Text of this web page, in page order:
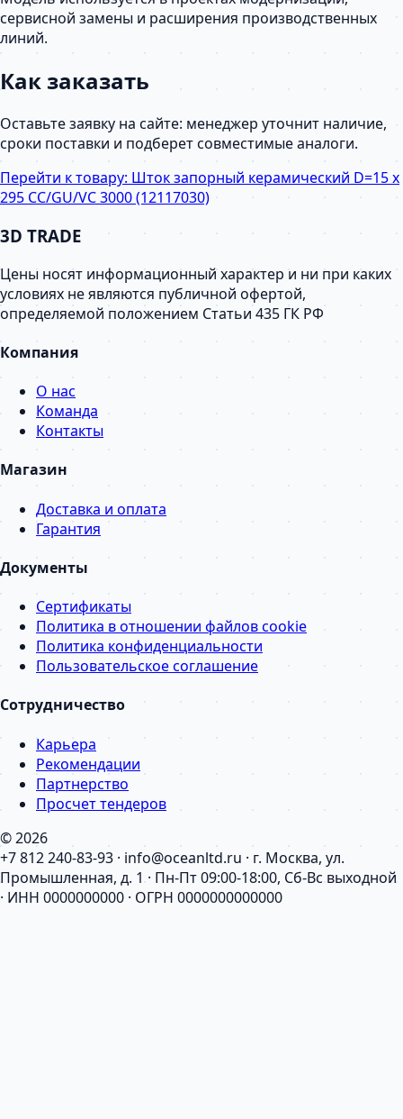
сервисной замены и расширения производственных
линий.
Как заказать
Оставьте заявку на сайте: менеджер уточнит наличие,
сроки поставки и подберет совместимые аналоги.
Перейти к товару: Шток запорный керамический D=15 х
295 CC/GU/VC 3000 (12117030)
3D TRADE
Цены носят информационный характер и ни при каких
условиях не являются публичной офертой,
определяемой положением Статьи 435 ГК РФ
Компания
О нас
Команда
Контакты
Магазин
Доставка и оплата
Гарантия
Документы
Сертификаты
Политика в отношении файлов cookie
Политика конфиденциальности
Пользовательское соглашение
Сотрудничество
Карьера
Рекомендации
Партнерство
Просчет тендеров
© 2026
+7 812 240-83-93 · info@oceanltd.ru · г. Москва, ул.
Промышленная, д. 1 · Пн-Пт 09:00-18:00, Сб-Вс выходной
· ИНН 0000000000 · ОГРН 0000000000000